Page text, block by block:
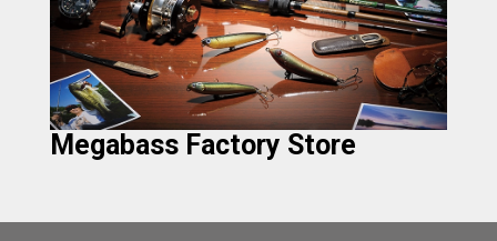
Megabass Factory Store